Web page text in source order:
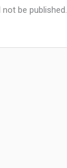
be published.